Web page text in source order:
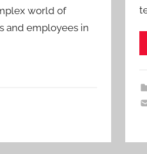
world of
and employees in